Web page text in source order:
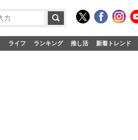
ライフ ランキング 推し活 新着トレンド